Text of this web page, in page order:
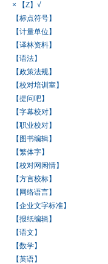
× 【Z】√
【标点符号】
【计量单位】
【译林资料】
【语法】
【政策法规】
【校对培训室】
【提问吧】
【字幕校对】
【职业校对】
【图书编辑】
【繁体字】
【校对网闲情】
【方言校标】
【网络语言】
【企业文字标准】
【报纸编辑】
【语文】
【数学】
【英语】